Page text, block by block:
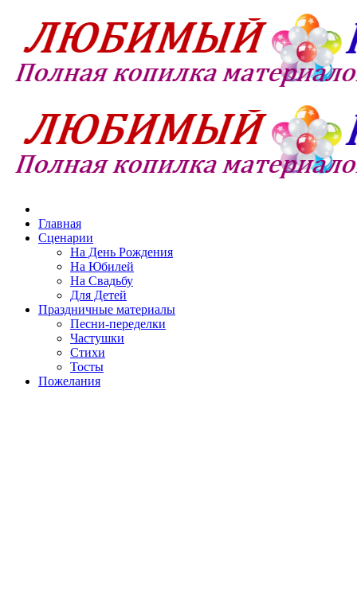
Главная
Сценарии
На День Рождения
На Юбилей
На Свадьбу
Для Детей
Праздничные материалы
Песни-переделки
Частушки
Стихи
Тосты
Пожелания